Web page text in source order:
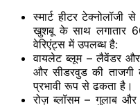
स्मार्ट हीटर
खुशबू के साथ लगातार
वेरिएंट्स में उपलब्ध है:
वायलेट ब्लूम – लैवेंडर
और सीडरवुड की
प्रभावी रूप से ढकता है।
रोज़ ब्लॉसम – गुलाब और